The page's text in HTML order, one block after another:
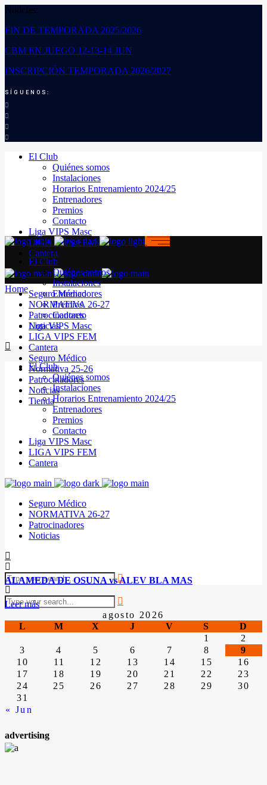
Noticias:
FIN DE TEMPORADA 2025/2026
CBM EN JUEGO 12-13-14 JUN
INSCRIPCIÓN TEMPORADA 2026/2027
SÍGUENOS:
El Club
Quiénes somos
Instalaciones
Horarios Entrenamiento 2024/25
Entrenadores
Premios
Contacto
Liga VIPS Masc
LIGA VIPS FEM
Cantera
Seguro Médico
NORMATIVA 26-27
Patrocinadores
Noticias
El Club
Quiénes somos
Instalaciones
Horarios Entrenamiento 2024/25
Entrenadores
Premios
Contacto
Liga VIPS Masc
LIGA VIPS FEM
Cantera
Seguro Médico
NORMATIVA 26-27
Patrocinadores
Noticias
El Club
Quiénes somos
Instalaciones
Entrenadores
Premios
Contacto
Liga VIPS Masc
LIGA VIPS FEM
Cantera
Seguro Médico
Normativa 25-26
Patrocinadores
Noticias
Tienda
Home
ALAMEDA DE OSUNA vs ALEV BLA MAS
Leer más
agosto 2026
L
M X J V S D
« Jun
1
2
3
4 5 6 7 8
9
10
11 12 13 14 15
16
17
18 19 20 21 22
23
24
25 26 27 28 29
30
31
advertising